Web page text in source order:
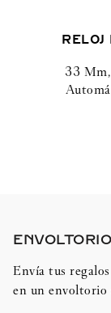
33
Envía tus
en un envoltorio